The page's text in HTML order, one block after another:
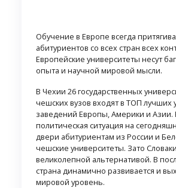
Обучение в Европе всегда
абитуриентов со всех стран всех
Европейские университеты несут
опыта и научной мировой мысли.
В Чехии 26 государственных
чешских вузов входят в ТОП лучших
заведений Европы, Америки и Азии.
политическая ситуация на
двери абитуриентам из России и
чешские университеты. Зато
великолепной альтернативой. В
страна динамично развивается и
мировой уровень.